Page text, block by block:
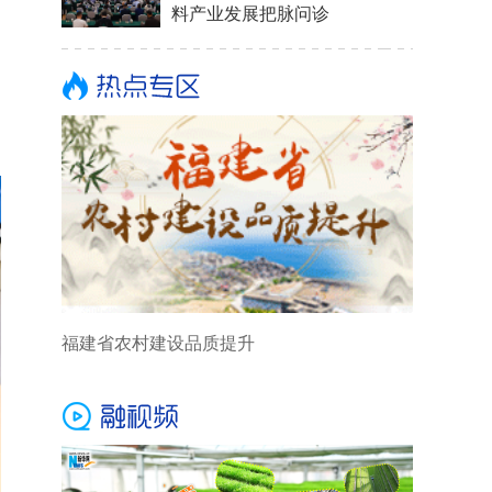
料产业发展把脉问诊
福建省农村建设品质提升